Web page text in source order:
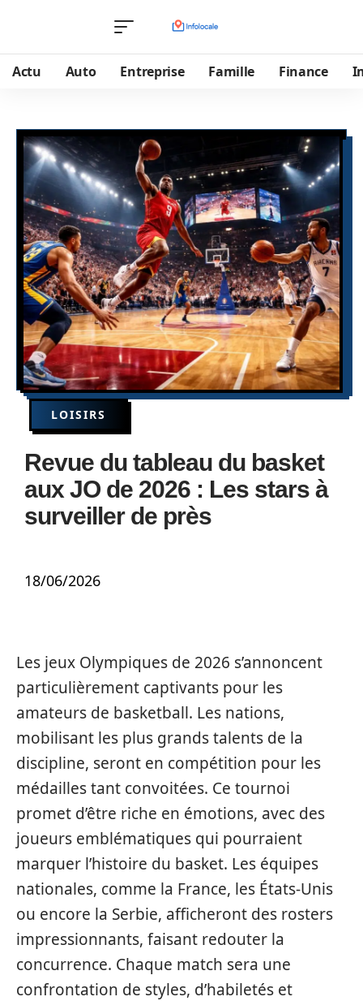
Actu Auto Entreprise Famille Finance
LOISIRS
Revue du tableau du basket
aux JO de 2026 : Les stars à
surveiller de près
18/06/2026
Les jeux Olympiques de 2026 s’annoncent
particulièrement captivants pour les
amateurs de basketball. Les nations,
mobilisant les plus grands talents de la
discipline, seront en compétition pour les
médailles tant convoitées. Ce tournoi
promet d’être riche en émotions, avec des
joueurs emblématiques qui pourraient
marquer l’histoire du basket. Les équipes
nationales, comme la France, les États-Unis
ou encore la Serbie, afficheront des rosters
impressionnants, faisant redouter la
concurrence. Chaque match sera une
confrontation de styles, d’habiletés et